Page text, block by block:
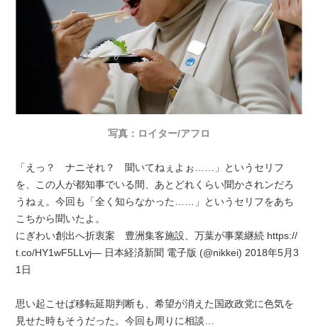
写真：ロイター/アフロ
「えっ？ ナニそれ？ 聞いてねぇよぉ……」というセリフ
を、この人が都知事でいる間、あとどれくらい聞かされンだろ
うねぇ。今回も「全く知らなかった……」というセリフをあち
こちから聞いたよ。
にぎわい創出へ折衷案 豊洲集客施設、万葉が事業継続 https://
t.co/HY1wF5LLvj— 日本経済新聞 電子版 (@nikkei) 2018年5月3
1日
思い起こせば移転延期判断も、希望が消えた国政政党に色気を
見せた時もそうだった。今回も周りに相談…